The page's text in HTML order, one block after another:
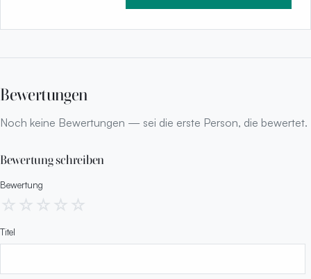
Bewertungen
Noch keine Bewertungen — sei die erste Person, die bewertet.
Bewertung schreiben
Bewertung
☆ ☆ ☆ ☆ ☆
Titel